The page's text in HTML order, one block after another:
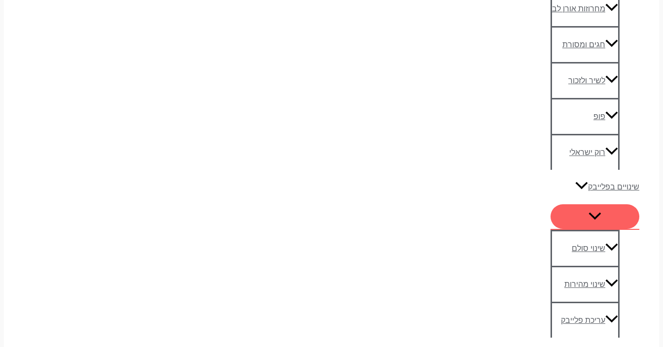
מחרוזות אורן לב
חגים ומסורת
לשיר ולזכור
פופ
רוק ישראלי
שינויים בפלייבק
שינוי סולם
שינוי מהירות
עריכת פלייבק